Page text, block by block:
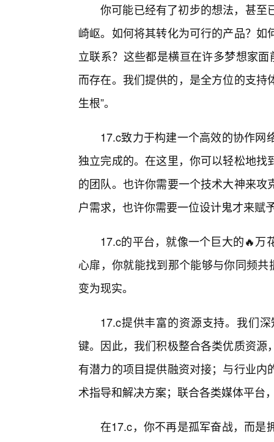
你可能已经有了初步的想法，甚至
崎岖。如何将其转化为可行的产品？
立联系？这些都是横亘在许多梦想家
而存在。我们提供的，是全方位的支持
生根”。
17.c致力于构建一个高效的协作网
独立完成的。在这里，你可以轻松地
的团队。也许你需要一个技术大神来
户需求，也许你需要一位设计鬼才来赋
17.c的平台，就像一个巨大的🔥万
心扉，你就能找到那个能够与你同频
变为现实。
17.c提供丰富的资源支持。我们
键。因此，我们积极整合各类优质资
有潜力的项目提供融资对接；与行业
术指导和解决方案；联合各类媒体平台
在17.c，你不再是孤军奋战，而是